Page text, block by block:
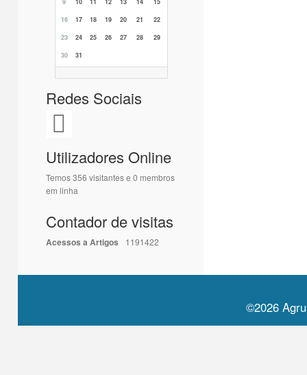
16
17 18 19 20 21
22
23
24 25 26 27 28
29
30
31
Redes Sociais
Utilizadores Online
Temos 356 visitantes e 0 membros
em linha
Contador de visitas
Acessos a Artigos 1191422
©2026